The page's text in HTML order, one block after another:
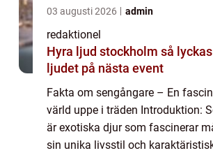
03 augusti 2026 admin
redaktionel
Hyra ljud stockholm så lyckas du med
ljudet på nästa event
Fakta om sengångare – En
värld uppe i träden Introduktion:
är exotiska djur som fascinerar
sin unika livsstil och